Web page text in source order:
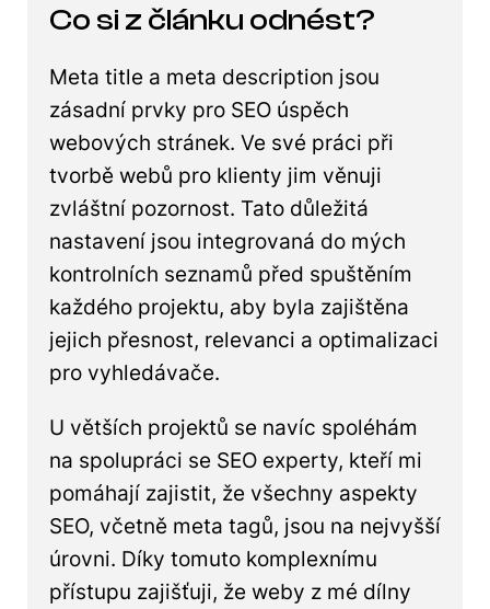
Co si z článku odnést?
Meta title a meta description jsou
zásadní prvky pro SEO úspěch
webových stránek. Ve své práci při
tvorbě webů pro klienty jim věnuji
zvláštní pozornost. Tato důležitá
nastavení jsou integrovaná do mých
kontrolních seznamů před spuštěním
každého projektu, aby byla zajištěna
jejich přesnost, relevanci a optimalizaci
pro vyhledávače.
U větších projektů se navíc spoléhám
na spolupráci se SEO experty, kteří mi
pomáhají zajistit, že všechny aspekty
SEO, včetně meta tagů, jsou na nejvyšší
úrovni. Díky tomuto komplexnímu
přístupu zajišťuji, že weby z mé dílny